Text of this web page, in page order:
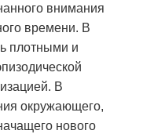
внимания
времени. В
плотными и
В
окружающего,
нового